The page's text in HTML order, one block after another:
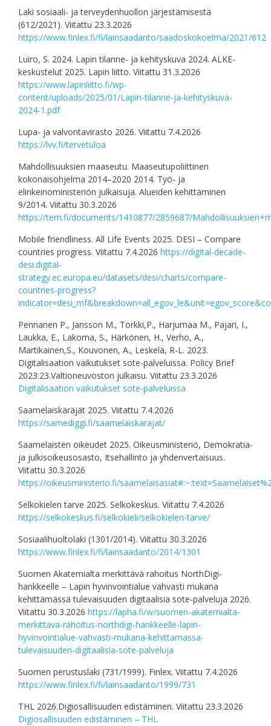
Laki sosiaali- ja terveydenhuollon järjestämisestä
(612/2021). Viitattu 23.3.2026
https://www.finlex.fi/fi/lainsaadanto/saadoskokoelma/2021/612
Luiro, S. 2024. Lapin tilanne- ja kehityskuva 2024. ALKE-
keskustelut 2025. Lapin liitto. Viitattu 31.3.2026
https://www.lapinliitto.fi/wp-
content/uploads/2025/01/Lapin-tilanne-ja-kehityskuva-
2024-1.pdf
Lupa- ja valvontavirasto 2026. Viitattu 7.4.2026
https://lvv.fi/tervetuloa
Mahdollisuuksien maaseutu. Maaseutupoliittinen
kokonaisohjelma 2014–2020 2014. Työ- ja
elinkeinoministeriön julkaisuja. Alueiden kehittäminen
9/2014. Viitattu 30.3.2026
https://tem.fi/documents/1410877/2859687/
Mobile friendliness. All Life Events 2025. DESI – Compare
countries progress. Viitattu 7.4.2026 https://digital-decade-
desi.digital-
strategy.ec.europa.eu/datasets/desi/charts/compare-
countries-progress?
Pennanen P., Jansson M., Torkki,P., Harjumaa M., Pajari, I.,
Laukka, E., Lakoma, S., Härkönen, H., Verho, A.,
Martikainen,S., Kouvonen, A., Leskelä, R-L. 2023.
Digitalisaation vaikutukset sote-palveluissa. Policy Brief
2023:23.Valtioneuvoston julkaisu. Viitattu 23.3.2026
Digitalisaation vaikutukset sote-palveluissa
Saamelaiskäräjät 2025. Viitattu 7.4.2026
https://samediggi.fi/saamelaiskarajat/
Saamelaisten oikeudet 2025. Oikeusministeriö, Demokratia-
ja julkisoikeusosasto, Itsehallinto ja yhdenvertaisuus.
Viitattu 30.3.2026
https://oikeusministerio.fi/
Selkokielen tarve 2025. Selkokeskus. Viitattu 7.4.2026
https://selkokeskus.fi/selkokieli/selkokielen-tarve/
Sosiaalihuoltolaki (1301/2014). Viitattu 30.3.2026
https://www.finlex.fi/fi/lainsaadanto/2014/1301
Suomen Akatemialta merkittävä rahoitus NorthDigi-
hankkeelle – Lapin hyvinvointialue vahvasti mukana
kehittämässä tulevaisuuden digitaalisia sote-palveluja 2026.
Viitattu 30.3.2026 https://lapha.fi/w/suomen-akatemialta-
merkittava-rahoitus-northdigi-hankkeelle-lapin-
hyvinvointialue-vahvasti-mukana-kehittamassa-
tulevaisuuden-digitaalisia-sote-palveluja
Suomen perustuslaki (731/1999). Finlex. Viitattu 7.4.2026
https://www.finlex.fi/fi/lainsaadanto/1999/731
THL 2026.Digiosallisuuden edistäminen. Viitattu 23.3.2026
Digiosallisuuden edistäminen – THL